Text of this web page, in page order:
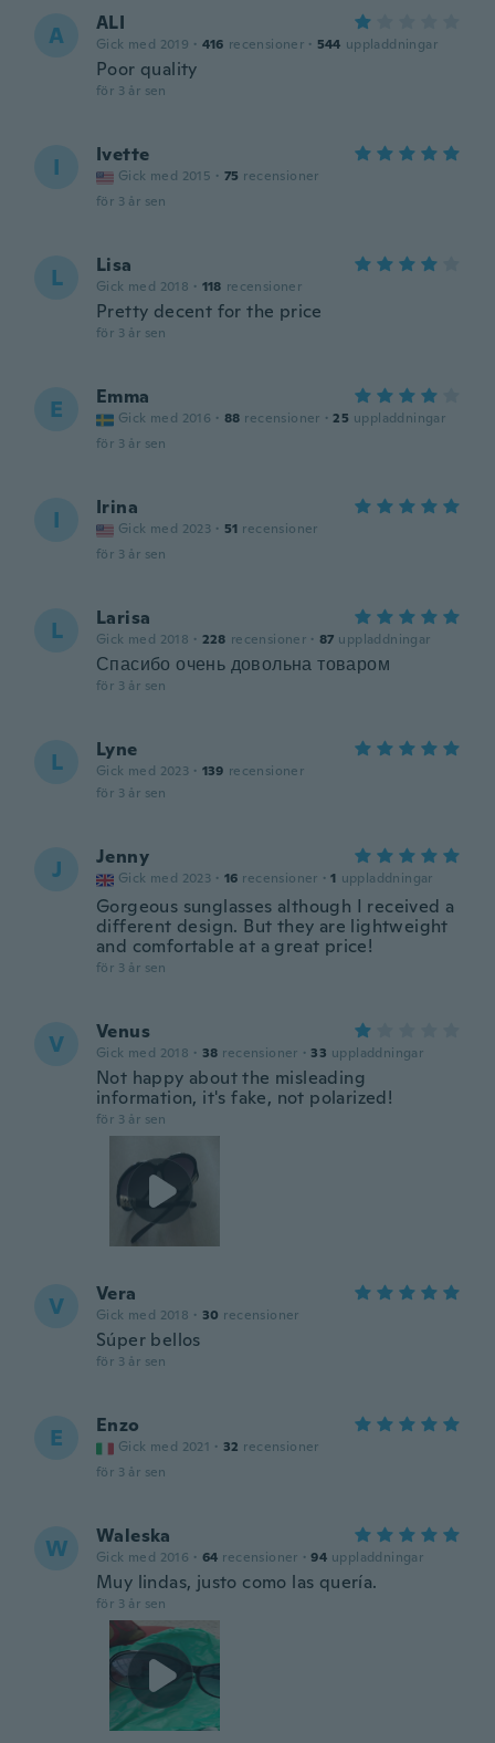
A ALI
Gick med 2019 · 416 recensioner · 544 uppladdningar
Poor quality
för 3 år sen
I Ivette
Gick med 2015 · 75 recensioner
för 3 år sen
L Lisa
Gick med 2018 · 118 recensioner
Pretty decent for the price
för 3 år sen
E Emma
Gick med 2016 · 88 recensioner · 25 uppladdningar
för 3 år sen
I Irina
Gick med 2023 · 51 recensioner
för 3 år sen
L Larisa
Gick med 2018 · 228 recensioner · 87 uppladdningar
Спасибо очень довольна товаром
för 3 år sen
L Lyne
Gick med 2023 · 139 recensioner
för 3 år sen
J Jenny
Gick med 2023 · 16 recensioner · 1 uppladdningar
Gorgeous sunglasses although I received a
different design. But they are lightweight
and comfortable at a great price!
för 3 år sen
V Venus
Gick med 2018 · 38 recensioner · 33 uppladdningar
Not happy about the misleading
information, it's fake, not polarized!
för 3 år sen
V Vera
Gick med 2018 · 30 recensioner
Súper bellos
för 3 år sen
E Enzo
Gick med 2021 · 32 recensioner
för 3 år sen
W Waleska
Gick med 2016 · 64 recensioner · 94 uppladdningar
Muy lindas, justo como las quería.
för 3 år sen